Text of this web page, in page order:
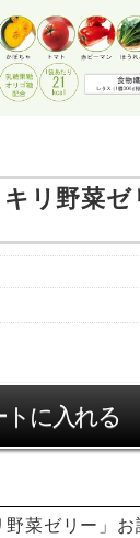
キリ野菜
野菜ゼリー」